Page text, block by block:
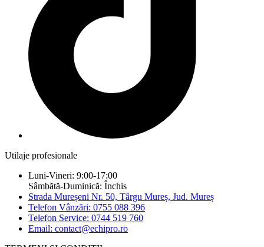
Utilaje profesionale
Luni-Vineri: 9:00-17:00
Sâmbătă-Duminică: Închis
Strada Mureșeni Nr. 50, Târgu Mureș, Jud. Mureș
Telefon Vânzări: 0755 088 396
Telefon Service: 0744 519 760
Email: contact@echipro.ro